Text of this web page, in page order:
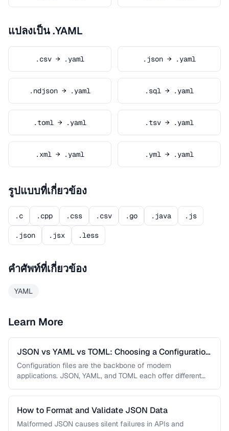
แปลงเป็น .YAML
.csv → .yaml .json → .yaml
.ndjson → .yaml .sql → .yaml
.toml → .yaml .tsv → .yaml
.xml → .yaml .yml → .yaml
รูปแบบที่เกี่ยวข้อง
.c .cpp .css .csv .go .java .js
.json .jsx .less
คำศัพท์ที่เกี่ยวข้อง
YAML
Learn More
JSON vs YAML vs TOML: Choosing a Configuration
Format
Configuration files are the backbone of modern
applications. JSON, YAML, and TOML each offer different
How to Format and Validate JSON Data
Malformed JSON causes silent failures in APIs and